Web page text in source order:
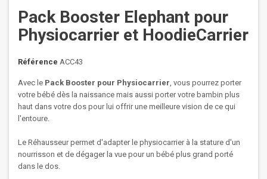
Pack Booster Elephant pour
Physiocarrier et HoodieCarrier
Référence ACC43
Avec le Pack Booster pour Physiocarrier, vous pourrez porter
votre bébé dès la naissance mais aussi porter votre bambin plus
haut dans votre dos pour lui offrir une meilleure vision de ce qui
l'entoure.
Le Réhausseur permet d'adapter le physiocarrier à la stature d'un
nourrisson et de dégager la vue pour un bébé plus grand porté
dans le dos.